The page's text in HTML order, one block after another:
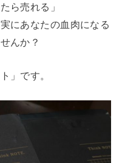
ら売れる」
にあなたの血肉になる
んか？
」です。